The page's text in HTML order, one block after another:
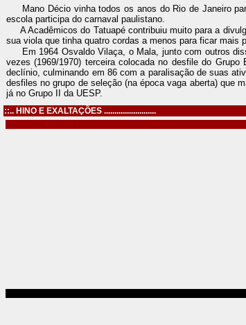
Mano Décio vinha todos os anos do Rio de Janeiro
escola participa do carnaval paulistano.
A Acadêmicos do Tatuapé contribuiu muito para a
sua viola que tinha quatro cordas a menos para ficar mais
Em 1964 Osvaldo Vilaça, o Mala, junto com outros
vezes (1969/1970) terceira colocada no desfile do
declínio, culminando em 86 com a paralisação de suas
desfiles no grupo de seleção (na época vaga aberta) que
já no Grupo II da UESP.
::.. HINO E EXALTAÇÕES .........................